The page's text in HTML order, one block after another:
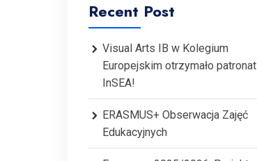
Recent Post
Visual Arts IB w Kolegium
Europejskim otrzymało patronat
InSEA!
ERASMUS+ Obserwacja Zajęć
Edukacyjnych